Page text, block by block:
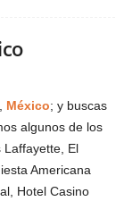
México; y buscas
algunos de los
Laffayette, El
Americana
Hotel Casino